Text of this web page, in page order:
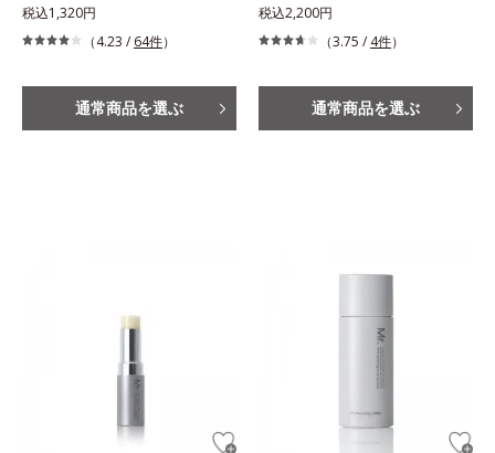
税込1,320円
（4.23 / 64件）
通常商品を選ぶ
税込2,200円
（3.75 / 4件）
通常商品を選ぶ